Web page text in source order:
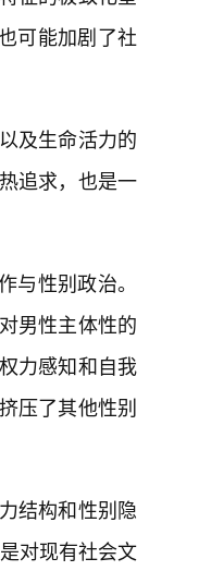
可能加剧了社
及生命活力的
追求，也是一
与性别政治。
男性主体性的
力感知和自我
压了其他性别
结构和性别隐
对现有社会文